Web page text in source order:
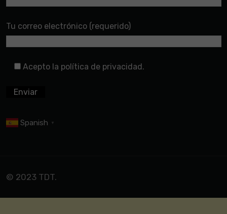
Tu correo electrónico (requerido)
Acepto la política de privacidad.
Spanish ▼
© 2023 TDT.